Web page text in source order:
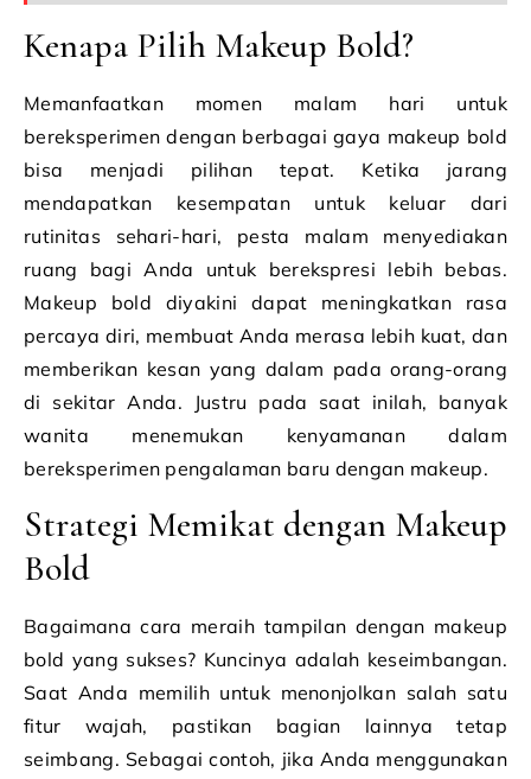
Kenapa Pilih Makeup Bold?
Memanfaatkan momen malam hari untuk
bereksperimen dengan berbagai gaya makeup bold
bisa menjadi pilihan tepat. Ketika jarang
mendapatkan kesempatan untuk keluar dari
rutinitas sehari-hari, pesta malam menyediakan
ruang bagi Anda untuk berekspresi lebih bebas.
Makeup bold diyakini dapat meningkatkan rasa
percaya diri, membuat Anda merasa lebih kuat, dan
memberikan kesan yang dalam pada orang-orang
di sekitar Anda. Justru pada saat inilah, banyak
wanita menemukan kenyamanan dalam
bereksperimen pengalaman baru dengan makeup.
Strategi Memikat dengan Makeup
Bold
Bagaimana cara meraih tampilan dengan makeup
bold yang sukses? Kuncinya adalah keseimbangan.
Saat Anda memilih untuk menonjolkan salah satu
fitur wajah, pastikan bagian lainnya tetap
seimbang. Sebagai contoh, jika Anda menggunakan